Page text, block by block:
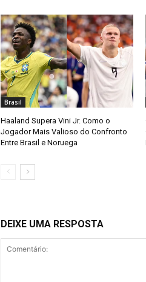
Brasil
Haaland Supera Vini Jr. Como o
Jogador Mais Valioso do Confronto
Entre Brasil e Noruega
DEIXE UMA RESPOSTA